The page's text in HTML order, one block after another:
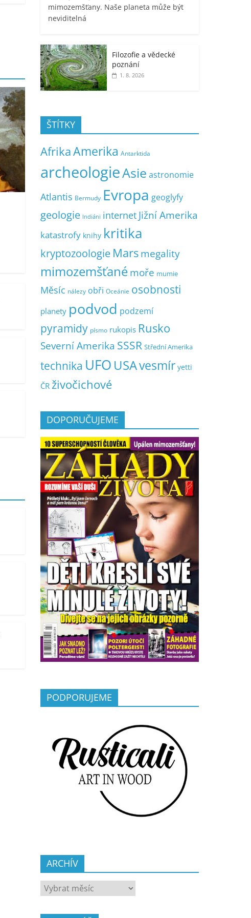
mimozemšťany. Naše planeta může být
neviditelná
Filozofie a vědecké
poznání
1. 8. 2026
ŠTÍTKY
AfrikaAmerika Antarktida
archeologieAsie astronomie
Atlantis Bermudy Evropa geoglyfy
geologie Indiáni internet Jižní Amerika
katastrofy knihy kritika
kryptozoologie Marsmegality
mimozemšťanémoře mumie
Měsíc nálezy obři Oceánie osobnosti
planety podvod podzemí
pyramidy písmo rukopis Rusko
Severní Amerika SSSR Střední Amerika
technika UFO USAvesmír yetti
ČR živočichové
DOPORUČUJEME
PODPORUJEME
ARCHÍV
ARCHÍV